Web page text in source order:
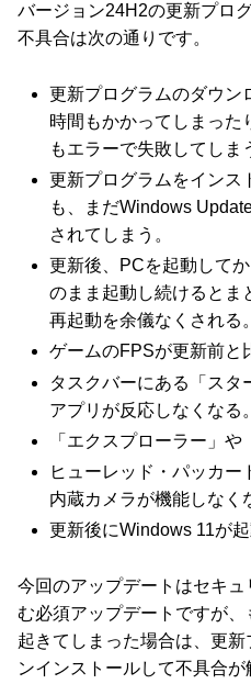
バージョン24H2の更新プロ
不具合は次の通りです。
更新プログラムのダウン
時間もかかってしまった
もエラーで失敗してしま
更新プログラムをインス
も、まだWindows
されてしまう。
更新後、PCを起動して
のまま起動し続けるとま
再起動を余儀なくされる。
ゲームのFPSが更新前と
タスクバーにある「スタ
アプリが反応しなくなる。
「エクスプローラー」や
ヒューレッド・パッカー
内蔵カメラが機能しなく
更新後にWindows 11が起
今回のアップデートはセキ
む必須アップデートですが
起きてしまった場合は、更
ンインストールして不具合